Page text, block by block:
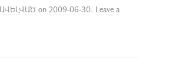
on 2009-06-30. Leave a